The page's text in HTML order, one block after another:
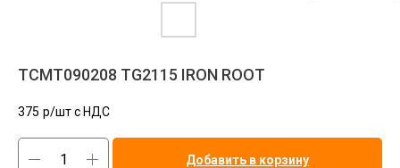
TCMT090208 TG2115 IRON ROOT
375 р/шт c НДС
Добавить в корзину